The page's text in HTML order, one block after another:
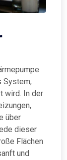
System,
wird. In der
über
dieser
Flächen
und